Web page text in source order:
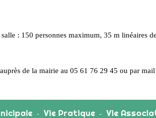
: 150 personnes maximum, 35 m linéaires
de la mairie au 05 61 76 29 45 ou par mail
- Vie Pratique - Vie